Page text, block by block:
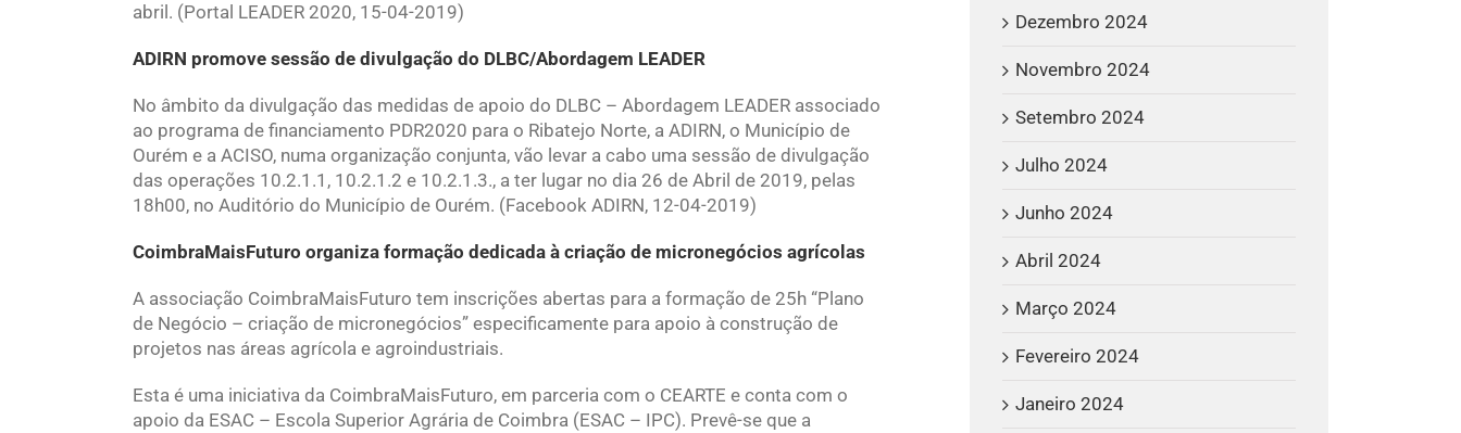
abril. (Portal LEADER 2020, 15-04-2019)
ADIRN promove sessão de divulgação do DLBC/Abordagem LEADER
No âmbito da divulgação das medidas de apoio do DLBC – Abordagem LEADER associado
ao programa de financiamento PDR2020 para o Ribatejo Norte, a ADIRN, o Município de
Ourém e a ACISO, numa organização conjunta, vão levar a cabo uma sessão de divulgação
das operações 10.2.1.1, 10.2.1.2 e 10.2.1.3., a ter lugar no dia 26 de Abril de 2019, pelas
18h00, no Auditório do Município de Ourém. (Facebook ADIRN, 12-04-2019)
CoimbraMaisFuturo organiza formação dedicada à criação de micronegócios agrícolas
A associação CoimbraMaisFuturo tem inscrições abertas para a formação de 25h “Plano
de Negócio – criação de micronegócios” especificamente para apoio à construção de
projetos nas áreas agrícola e agroindustriais.
Esta é uma iniciativa da CoimbraMaisFuturo, em parceria com o CEARTE e conta com o
apoio da ESAC – Escola Superior Agrária de Coimbra (ESAC – IPC). Prevê-se que a
Dezembro 2024
Novembro 2024
Setembro 2024
Julho 2024
Junho 2024
Abril 2024
Março 2024
Fevereiro 2024
Janeiro 2024